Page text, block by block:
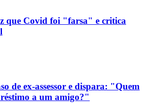
que Covid foi "farsa" e critica
de ex-assessor e dispara: "Quem
a um amigo?"